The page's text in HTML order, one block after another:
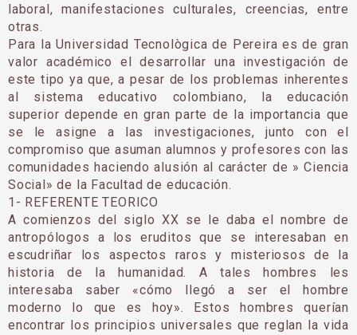
laboral, manifestaciones culturales, creencias, entre
otras.
Para la Universidad Tecnològica de Pereira es de gran
valor académico el desarrollar una investigación de
este tipo ya que, a pesar de los problemas inherentes
al sistema educativo colombiano, la educación
superior depende en gran parte de la importancia que
se le asigne a las investigaciones, junto con el
compromiso que asuman alumnos y profesores con las
comunidades haciendo alusión al carácter de » Ciencia
Social» de la Facultad de educación.
1- REFERENTE TEORICO
A comienzos del siglo XX se le daba el nombre de
antropólogos a los eruditos que se interesaban en
escudriñar los aspectos raros y misteriosos de la
historia de la humanidad. A tales hombres les
interesaba saber «cómo llegó a ser el hombre
moderno lo que es hoy». Estos hombres querían
encontrar los principios universales que reglan la vida